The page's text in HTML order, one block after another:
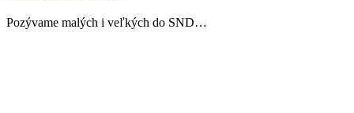
Pozývame malých i veľkých do SND…